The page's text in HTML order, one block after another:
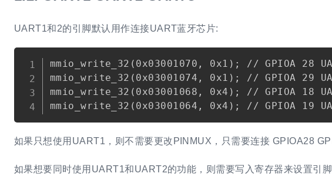
UART1和2的引脚默认用作连接UART蓝牙芯片:
mmio_write_32(0x03001070, 0x1); // GPIOA 28
mmio_write_32(0x03001074, 0x1); // GPIOA 29
mmio_write_32(0x03001068, 0x4); // GPIOA 18
如果只想使用UART1，则不需要更改PINMUX，只需要连接 GPIOA28
如果想要同时使用UART1和UART2的功能，则需要写入寄存器来设置引